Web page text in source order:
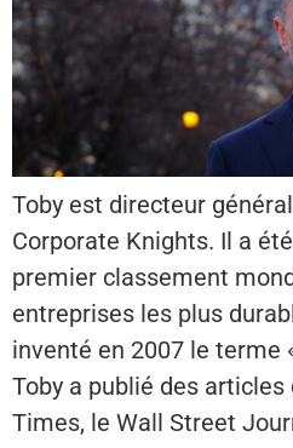
Toby est directeur
Corporate Knights. Il a
premier classement
entreprises les plus
inventé en 2007 le terme
Toby a publié des articles
Times, le Wall Street